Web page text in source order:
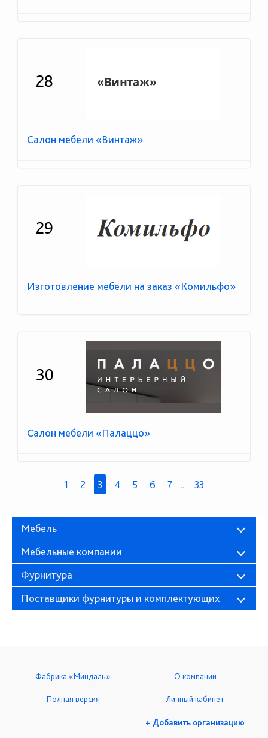
28
Салон мебели «Винтаж»
29
Изготовление мебели на заказ «Комильфо»
30
Салон мебели «Палаццо»
1 2 3 4 5 6 7 ... 33
Мебель
Мебельные компании
Фурнитура
Поставщики фурнитуры и комплектующих
Фабрика «Миндаль» О компании
Полная версия Личный кабинет
+ Добавить организацию